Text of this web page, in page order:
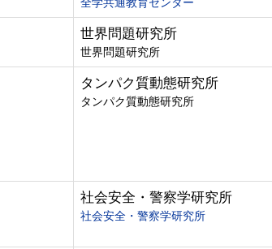
世界問題研究所
世界問題研究所
タンパク質動態研究所
タンパク質動態研究所
社会安全・警察学研究所
社会安全・警察学研究所